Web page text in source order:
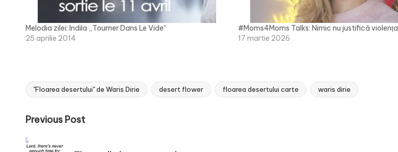
Melodia zilei: Indila „Tourner Dans Le Vide”
25 aprilie 2014
#Moms4Moms Talks: Nimic nu justifică violența
17 martie 2026
Tags:
"Floarea desertului" de Waris Dirie desert flower floarea desertului carte waris dirie
Post
navigation
Previous Post